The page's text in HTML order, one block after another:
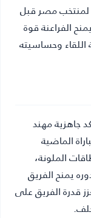
لمنتخب مصر قبل
الفراعنة قوة
وحساسيته
جاهزية مهند
الماضية
الملونة،
يمنح الفريق
قدرة الفريق على